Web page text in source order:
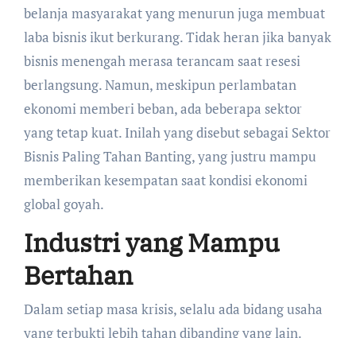
belanja masyarakat yang menurun juga membuat
laba bisnis ikut berkurang. Tidak heran jika banyak
bisnis menengah merasa terancam saat resesi
berlangsung. Namun, meskipun perlambatan
ekonomi memberi beban, ada beberapa sektor
yang tetap kuat. Inilah yang disebut sebagai Sektor
Bisnis Paling Tahan Banting, yang justru mampu
memberikan kesempatan saat kondisi ekonomi
global goyah.
Industri yang Mampu
Bertahan
Dalam setiap masa krisis, selalu ada bidang usaha
yang terbukti lebih tahan dibanding yang lain.